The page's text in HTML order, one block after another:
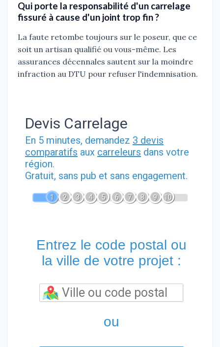
Qui porte la responsabilité d'un carrelage
fissuré à cause d'un joint trop fin ?
La faute retombe toujours sur le poseur, que ce
soit un artisan qualifié ou vous-même. Les
assurances décennales sautent sur la moindre
infraction au DTU pour refuser l'indemnisation.
Devis Carrelage
En 5 minutes, demandez 3 devis
comparatifs aux carreleurs dans votre
région.
Gratuit, sans pub et sans engagement.
1 2 3 4 5 6 7 8 9 10
Entrez le code postal ou
la ville de votre projet :
ou